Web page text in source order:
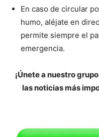
En caso de circular
humo, aléjate en
permite siempre el
emergencia.
¡Únete a nuestro
las noticias más